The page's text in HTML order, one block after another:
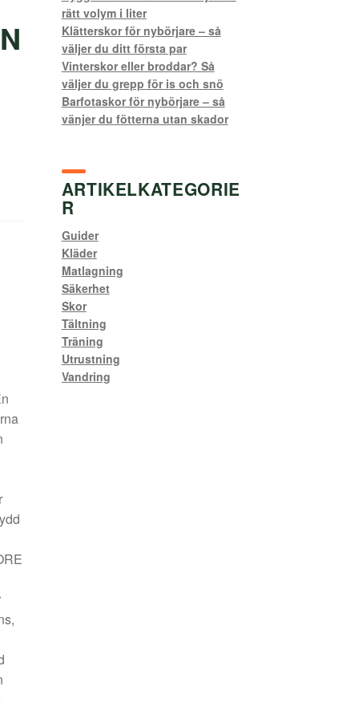
rätt volym i liter
Klätterskor för nybörjare – så
väljer du ditt första par
Vinterskor eller broddar? Så
väljer du grepp för is och snö
Barfotaskor för nybörjare – så
vänjer du fötterna utan skador
ARTIKELKATEGORIE
R
Guider
Kläder
Matlagning
Säkerhet
Skor
Tältning
Träning
Utrustning
Vandring